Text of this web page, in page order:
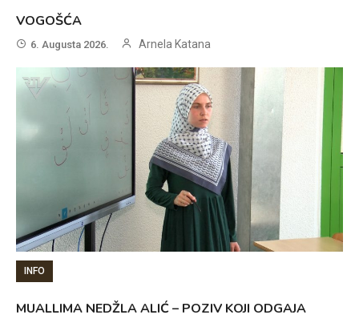
VOGOŠĆA
6. Augusta 2026. Arnela Katana
INFO
MUALLIMA NEDŽLA ALIĆ – POZIV KOJI ODGAJA